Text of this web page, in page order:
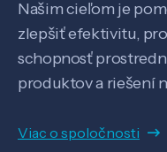
Našim cieľom je
zlepšiť efektivitu,
schopnosť
produktov a riešení
Viac o spoločnosti